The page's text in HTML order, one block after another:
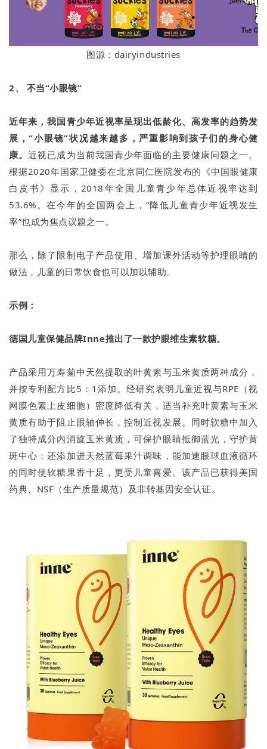
图源：dairyindustries
2、 不当“小眼镜”
近年来，我国青少年近视率呈现出低龄化、高发率的趋势发
展，“小眼镜”状况越来越多，严重影响到孩子们的身心健
康。近视已成为当前我国青少年面临的主要健康问题之一。
根据2020年国家卫健委在北京同仁医院发布的《中国眼健康
白皮书》显示，2018年全国儿童青少年总体近视率达到
53.6%。在今年的全国两会上，“降低儿童青少年近视发生
率”也成为焦点议题之一。
那么，除了限制电子产品使用、增加课外活动等护理眼睛的
做法，儿童的日常饮食也可以加以辅助。
示例：
德国儿童保健品牌Inne推出了一款护眼维生素软糖。
产品采用万寿菊中天然提取的叶黄素与玉米黄质两种成分，
并按专利配方比5：1添加。经研究表明儿童近视与RPE（视
网膜色素上皮细胞）密度降低有关，适当补充叶黄素与玉米
黄质有助于阻止眼轴伸长，控制近视发展。同时软糖中加入
了独特成分内消旋玉米黄质，可保护眼睛抵御蓝光，守护黄
斑中心；还添加进天然蓝莓果汁调味，能加速眼球血液循环
的同时使软糖果香十足，更受儿童喜爱。该产品已获得美国
药典、NSF（生产质量规范）及非转基因安全认证。